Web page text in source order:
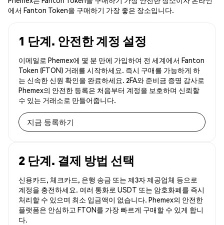
에서 Fanton Token을 구매하기 가장 좋은 장소입니다.
1 단계. 안전한 계정 설정
이메일로 Phemex에 몇 분 만에 가입하여 전 세계에서 Fanton
Token (FTON) 거래를 시작하세요. 즉시 구매를 가능하게 하
는 신속한 신원 확인을 완료하세요. 2FA와 준비금 증명 감사로
Phemex의 안전한 등록은 처음부터 계정을 보호하며 신뢰할
수 있는 거래소로 만들어줍니다.
지금 등록하기
2 단계. 결제 방법 선택
신용카드, 체크카드, 은행 송금 또는 제3자 제공업체 등으로
계정을 충전하세요. 여러 통화로 USDT 또는 암호화폐를 즉시
처리할 수 있으며 최소 입금액이 없습니다. Phemex의 안전한
플랫폼은 안심하고 FTON를 가장 빠르게 구매할 수 있게 합니
다.